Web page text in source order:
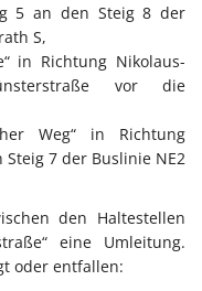
5 an den Steig 8 der
S,
in Richtung Nikolaus-
vor die
Weg“ in Richtung
7 der Buslinie NE2
den Haltestellen
eine Umleitung.
oder entfallen: